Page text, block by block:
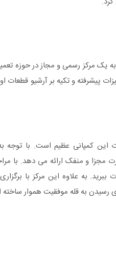
یک مرکز رسمی و مجاز در حوزه
پیشرفته و تکیه بر آرشیو قطعات
کمپانی عظیم است. با توجه
و منفک ارائه می دهد. با
ببرید. به علاوه این مرکز با
رسیدن به قله موفقیت هموار